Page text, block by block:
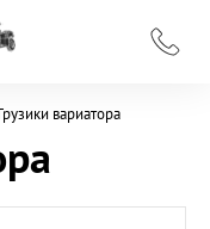
вариатора